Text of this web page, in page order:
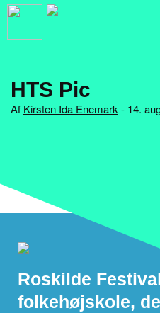
HTS Pic
Af Kirsten Ida Enemark - 14.
Roskilde
folkehøjskole,